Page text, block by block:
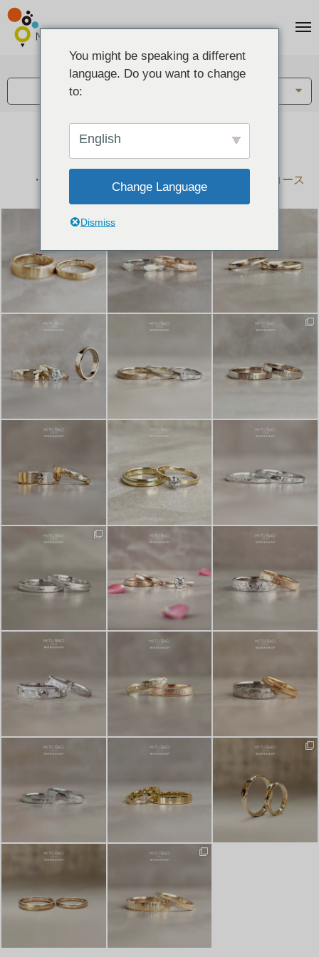
結婚指輪とペアリングのデザイン集
下記コースで手作りされた作品をご紹介します
手作り結婚指輪コース
手作りペアリングコース
You might be speaking a different
language. Do you want to change
to:
English
Change Language
Dismiss